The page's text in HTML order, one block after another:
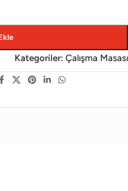
Kategoriler: Çalışma Masası